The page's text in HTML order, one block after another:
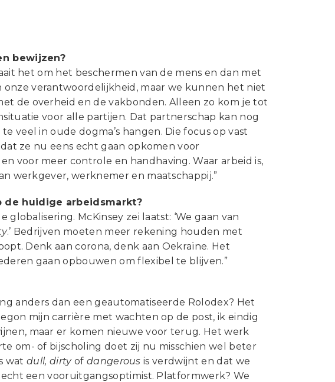
bewijzen?
het om het beschermen van de mens en dan met
onze verantwoordelijkheid, maar we kunnen het niet
de overheid en de vakbonden. Alleen zo kom je tot
voor alle partijen. Dat partnerschap kan nog
veel in oude dogma’s hangen. Die focus op vast
ze nu eens echt gaan opkomen voor
voor meer controle en handhaving. Waar arbeid is,
werkgever, werknemer en maatschappij.”
de huidige arbeidsmarkt?
McKinsey zei laatst: ‘We gaan van
.’ Bedrijven moeten meer rekening houden met
Denk aan corona, denk aan Oekraïne. Het
gaan opbouwen om flexibel te blijven.”
anders dan een geautomatiseerde Rolodex? Het
mijn carrière met wachten op de post, ik eindig
maar er komen nieuwe voor terug. Het werk
om- of bijscholing doet zij nu misschien wel beter
watdull, dirty of dangerous is verdwijnt en dat we
een vooruitgangsoptimist. Platformwerk? We